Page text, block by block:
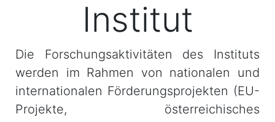
Institut
Die Forschungsaktivitäten des Instituts
werden im Rahmen von nationalen und
internationalen Förderungsprojekten (EU-
Projekte, österreichisches